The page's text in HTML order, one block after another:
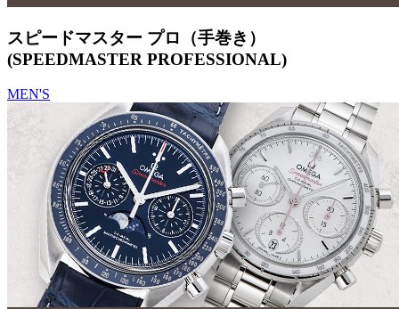
スピードマスター プロ（手巻き）
(SPEEDMASTER PROFESSIONAL)
MEN'S